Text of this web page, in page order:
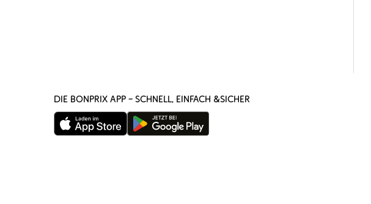
DIE BONPRIX APP – SCHNELL, EINFACH &SICHER